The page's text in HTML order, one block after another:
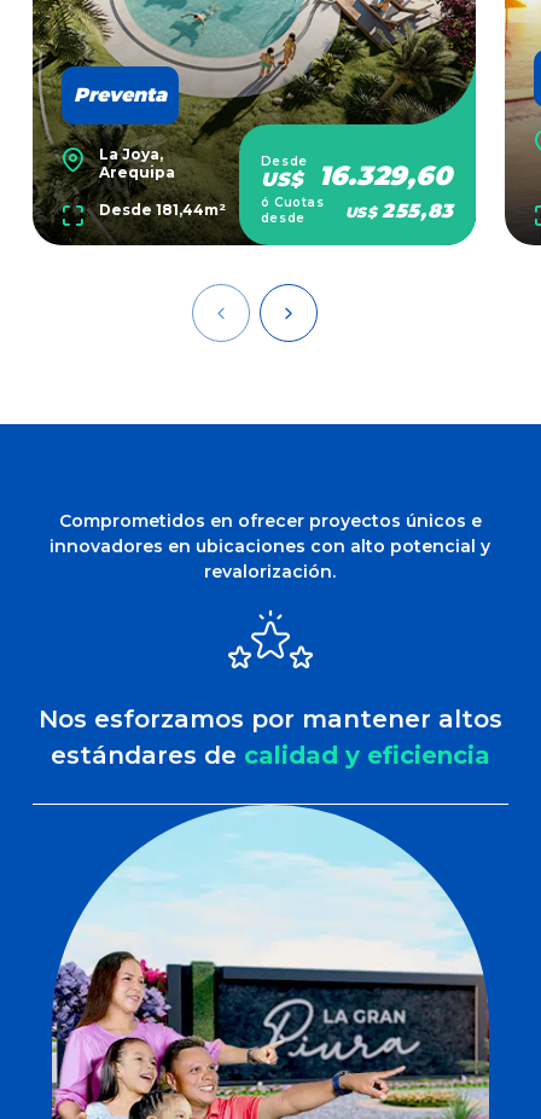
Preventa
La Joya,
Arequipa
Desde 181,44m²
Desde
US$ 16.329,60
ó Cuotas
desde
US$ 255,83
Comprometidos en ofrecer proyectos únicos e
innovadores en ubicaciones con alto potencial y
revalorización.
Nos esforzamos por mantener altos
estándares de calidad y eficiencia